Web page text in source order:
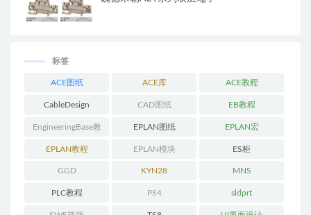
标签
ACE图纸 ACE库 ACE教程
CableDesign CAD图纸 EB教程
EngineeringBase教
程
EPLAN图纸 EPLAN宏
EPLAN教程 EPLAN模块 ES柜
GGD KYN28 MNS
PLC教程 PS4 sldprt